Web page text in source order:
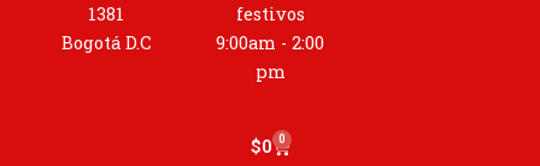
1381
Bogotá D.C
festivos
9:00am - 2:00
pm
$0 0
Cart